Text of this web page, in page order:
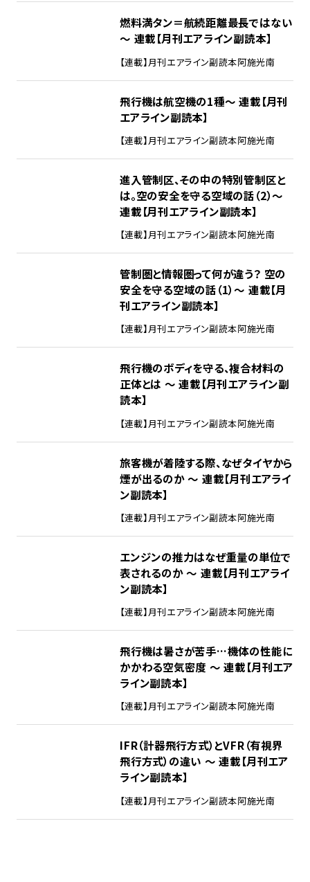
燃料満タン＝航続距離最長ではない
～ 連載【月刊エアライン副読本】
【連載】月刊エアライン副読本阿施光南
飛行機は航空機の1種～ 連載【月刊
エアライン副読本】
【連載】月刊エアライン副読本阿施光南
進入管制区、その中の特別管制区と
は。空の安全を守る空域の話（2）～
連載【月刊エアライン副読本】
【連載】月刊エアライン副読本阿施光南
管制圏と情報圏って何が違う？ 空の
安全を守る空域の話（1）～ 連載【月
刊エアライン副読本】
【連載】月刊エアライン副読本阿施光南
飛行機のボディを守る、複合材料の
正体とは ～ 連載【月刊エアライン副
読本】
【連載】月刊エアライン副読本阿施光南
旅客機が着陸する際、なぜタイヤから
煙が出るのか ～ 連載【月刊エアライ
ン副読本】
【連載】月刊エアライン副読本阿施光南
エンジンの推力はなぜ重量の単位で
表されるのか ～ 連載【月刊エアライ
ン副読本】
【連載】月刊エアライン副読本阿施光南
飛行機は暑さが苦手…機体の性能に
かかわる空気密度 ～ 連載【月刊エア
ライン副読本】
【連載】月刊エアライン副読本阿施光南
IFR（計器飛行方式）とVFR（有視界
飛行方式）の違い ～ 連載【月刊エア
ライン副読本】
【連載】月刊エアライン副読本阿施光南